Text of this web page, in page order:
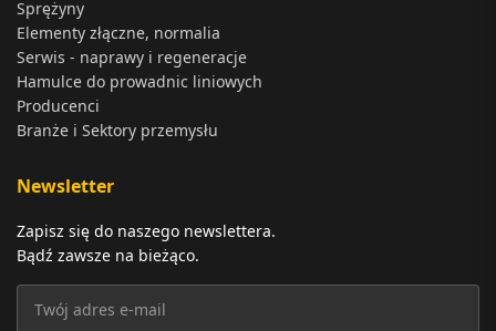
Sprężyny
Elementy złączne, normalia
Serwis - naprawy i regeneracje
Hamulce do prowadnic liniowych
Producenci
Branże i Sektory przemysłu
Newsletter
Zapisz się do naszego newslettera.
Bądź zawsze na bieżąco.